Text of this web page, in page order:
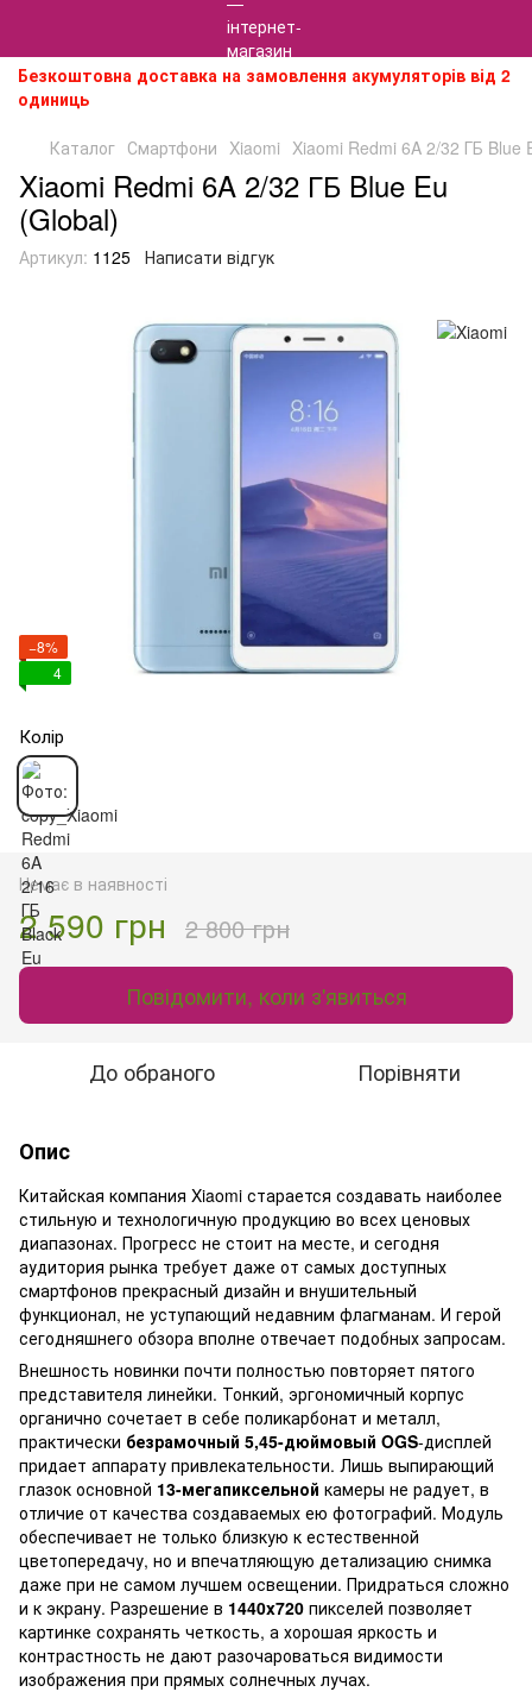
Безкоштовна доставка на замовлення акумуляторів від 2
одиниць
Каталог Смартфони Xiaomi Xiaomi Redmi 6A 2/32 ГБ Blue
Xiaomi Redmi 6A 2/32 ГБ Blue Eu
(Global)
Артикул: 1125 Написати відгук
−8%
4
Колір
Немає в наявності
2 590 грн 2 800 грн
Повідомити, коли з'явиться
До обраного Порівняти
Опис
Китайская компания Xiaomi старается создавать наиболее
стильную и технологичную продукцию во всех ценовых
диапазонах. Прогресс не стоит на месте, и сегодня
аудитория рынка требует даже от самых доступных
смартфонов прекрасный дизайн и внушительный
функционал, не уступающий недавним флагманам. И герой
сегодняшнего обзора вполне отвечает подобных запросам.
Внешность новинки почти полностью повторяет пятого
представителя линейки. Тонкий, эргономичный корпус
органично сочетает в себе поликарбонат и металл,
практически безрамочный 5,45-дюймовый OGS-дисплей
придает аппарату привлекательности. Лишь выпирающий
глазок основной 13-мегапиксельной камеры не радует, в
отличие от качества создаваемых ею фотографий. Модуль
обеспечивает не только близкую к естественной
цветопередачу, но и впечатляющую детализацию снимка
даже при не самом лучшем освещении. Придраться сложно
и к экрану. Разрешение в 1440x720 пикселей позволяет
картинке сохранять четкость, а хорошая яркость и
контрастность не дают разочароваться видимости
изображения при прямых солнечных лучах.